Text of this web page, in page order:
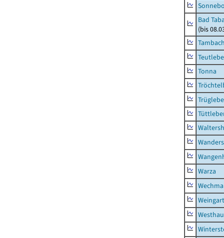
Bad
(bis
Tonna
Warza